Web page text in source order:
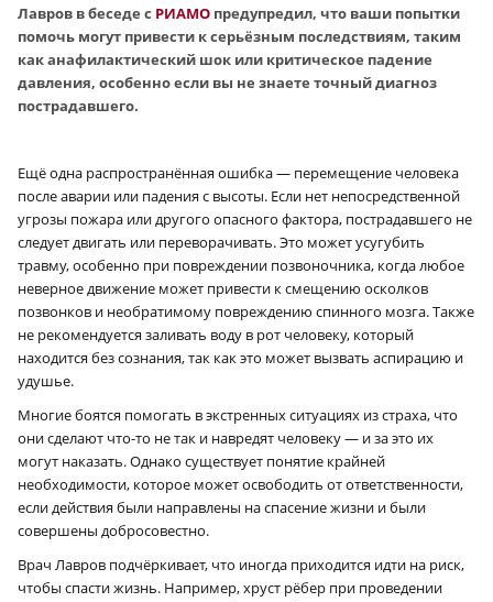
Лавров в беседе с РИАМО предупредил, что ваши попытки
помочь могут привести к серьёзным последствиям, таким
как анафилактический шок или критическое падение
давления, особенно если вы не знаете точный диагноз
пострадавшего.
Ещё одна распространённая ошибка — перемещение человека
после аварии или падения с высоты. Если нет непосредственной
угрозы пожара или другого опасного фактора, пострадавшего не
следует двигать или переворачивать. Это может усугубить
травму, особенно при повреждении позвоночника, когда любое
неверное движение может привести к смещению осколков
позвонков и необратимому повреждению спинного мозга. Также
не рекомендуется заливать воду в рот человеку, который
находится без сознания, так как это может вызвать аспирацию и
удушье.
Многие боятся помогать в экстренных ситуациях из страха, что
они сделают что-то не так и навредят человеку — и за это их
могут наказать. Однако существует понятие крайней
необходимости, которое может освободить от ответственности,
если действия были направлены на спасение жизни и были
совершены добросовестно.
Врач Лавров подчёркивает, что иногда приходится идти на риск,
чтобы спасти жизнь. Например, хруст рёбер при проведении